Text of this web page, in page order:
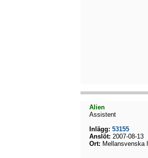
Alien
Assistent
Inlägg: 53155
Anslöt: 2007-08-13
Ort: Mellansvenska